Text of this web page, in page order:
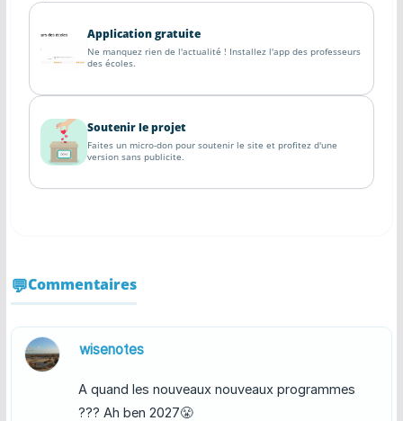
Application gratuite
Ne manquez rien de l'actualité ! Installez l'app des professeurs
des écoles.
Soutenir le projet
Faites un micro-don pour soutenir le site et profitez d'une
version sans publicite.
Commentaires
wisenotes
A quand les nouveaux nouveaux programmes
??? Ah ben 2027😤